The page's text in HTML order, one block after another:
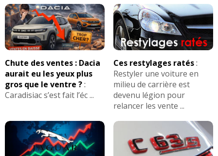
Chute des ventes : Dacia
aurait eu les yeux plus
gros que le ventre ?:
Caradisiac s’est fait l’éc ...
Ces restylages ratés:
Restyler une voiture en
milieu de carrière est
devenu légion pour
relancer les vente ...